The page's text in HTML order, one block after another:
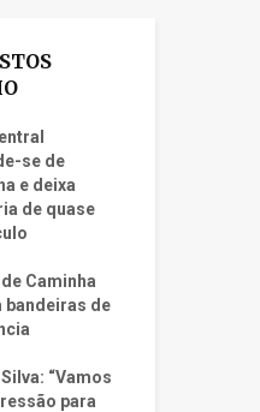
se de
e deixa
de quase
Caminha
bandeiras de
“Vamos
para